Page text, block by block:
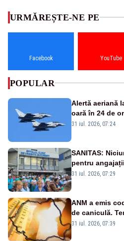
URMĂREȘTE-NE PE
Facebook YouTube
POPULAR
Alertă aeriană
oară în 24 de
Eurofighter
31 iul. 2026, 07:24
SANITAS:
pentru
Legii salarizării
31 iul. 2026, 07:29
ANM a emis
de caniculă.
de grade, iar
31 iul. 2026, 07:39